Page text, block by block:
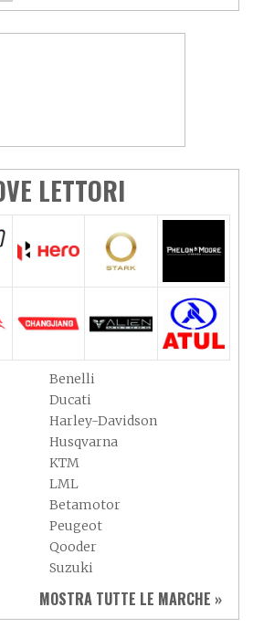
LETTORI
Benelli
Ducati
Harley-Davidson
Husqvarna
KTM
LML
Betamotor
Peugeot
Qooder
Suzuki
Yamaha
MOSTRA TUTTE LE MARCHE »